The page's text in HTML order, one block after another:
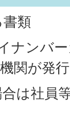
類
ンバー
関が発
は社員